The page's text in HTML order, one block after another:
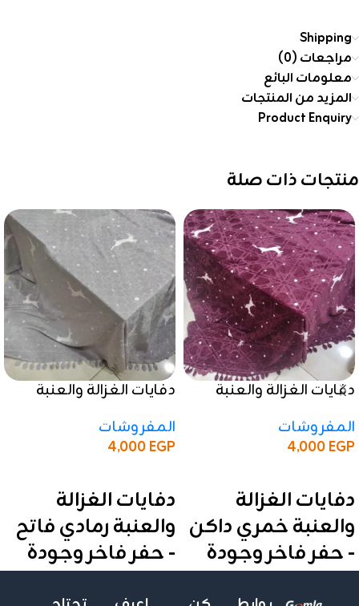
Shipping
مراجعات (0)
معلومات البائع
المزيد من المنتجات
Product Enquiry
منتجات ذات صلة
دفايات الغزالة والعنبة
وجودة عالية
المفروشات
4,000EGP
دفايات الغزالة
والعنبة خمري داكن
- حفر فاخر وجودة
عالية
دفايات الغزالة والعنبة
وجودة عالية
المفروشات
4,000EGP
دفايات الغزالة
والعنبة رمادي فاتح
- حفر فاخر وجودة
عالية